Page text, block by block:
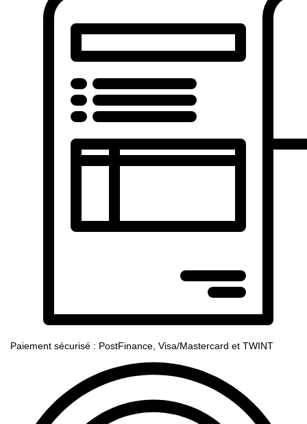
Paiement sécurisé : PostFinance, Visa/Mastercard et TWINT